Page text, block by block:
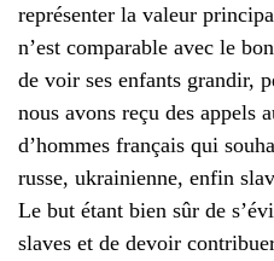
représenter la valeur
n’est comparable avec le
de voir ses enfants grandir,
nous avons reçu des appels
d’hommes français qui
russe, ukrainienne, enfin
Le but étant bien sûr de
slaves et de devoir